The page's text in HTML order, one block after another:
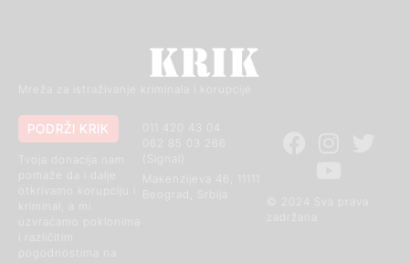
Mreža za istraživanje kriminala i korupcije
© 2024 Sva prava
011 420 43 04
Makenzijeva 46, 11111
PODRŽI KRIK
otkrivamo korupciju i
kriminal, a mi
uzvraćamo poklonima
i različitim
pogodnostima na